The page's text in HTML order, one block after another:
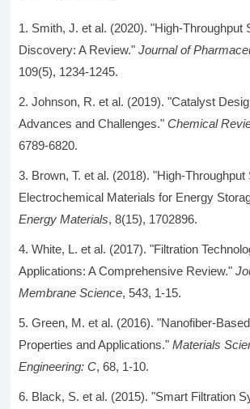
Smith, J. et al. (2020). "High-Throughput
Discovery: A Review."Journal of
109(5), 1234-1245.
Johnson, R. et al. (2019). "Catalyst
Advances and Challenges."Chemical
6789-6820.
Brown, T. et al. (2018). "High-Throughput
Electrochemical Materials for Energy
Energy Materials, 8(15), 1702896.
White, L. et al. (2017). "Filtration
Applications: A Comprehensive Review."
Membrane Science, 543, 1-15.
Green, M. et al. (2016). "Nanofiber-
Properties and Applications."Materials
Engineering: C, 68, 1-10.
Black, S. et al. (2015). "Smart Filtration